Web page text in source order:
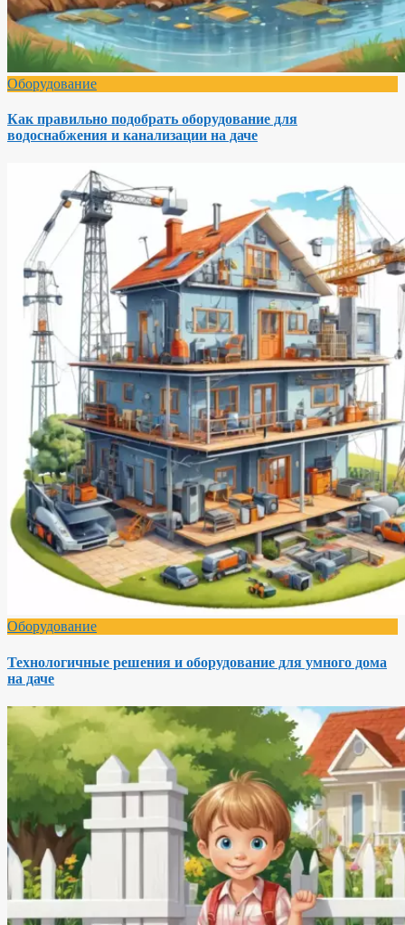
Оборудование
Как правильно подобрать оборудование для
водоснабжения и канализации на даче
Оборудование
Технологичные решения и оборудование для умного дома
на даче